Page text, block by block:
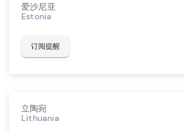
爱沙尼亚
Estonia
订阅提醒
立陶宛
Lithuania